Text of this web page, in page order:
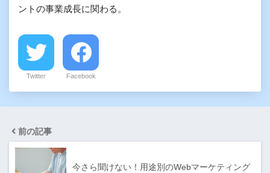
ントの事業成長に関わる。
Twitter Facebook
前の記事
今さら聞けない！用途別のWebマーケティング